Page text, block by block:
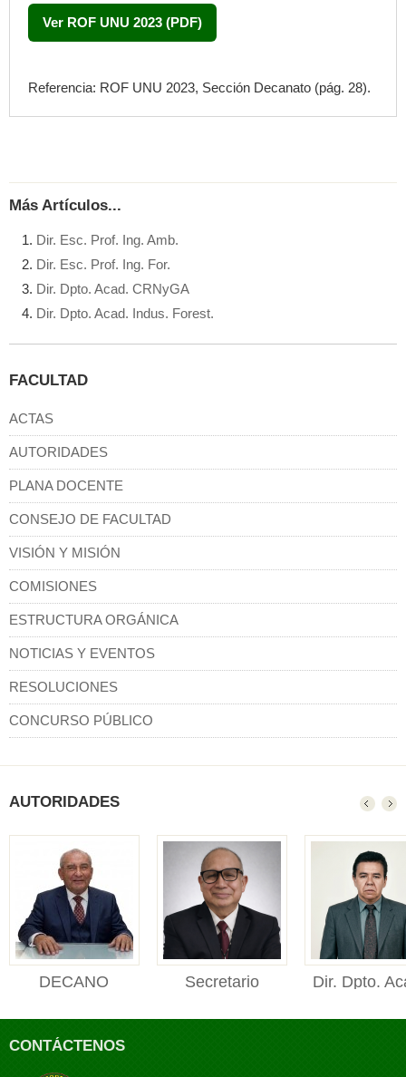
Ver ROF UNU 2023 (PDF)
Referencia: ROF UNU 2023, Sección Decanato (pág. 28).
Más Artículos...
Dir. Esc. Prof. Ing. Amb.
Dir. Esc. Prof. Ing. For.
Dir. Dpto. Acad. CRNyGA
Dir. Dpto. Acad. Indus. Forest.
FACULTAD
ACTAS
AUTORIDADES
PLANA DOCENTE
CONSEJO DE FACULTAD
VISIÓN Y MISIÓN
COMISIONES
ESTRUCTURA ORGÁNICA
NOTICIAS Y EVENTOS
RESOLUCIONES
CONCURSO PÚBLICO
AUTORIDADES
DECANO
Ciencias Forestales y
Ambienta...
Secretario
Dir. Dpto.
CONTÁCTENOS